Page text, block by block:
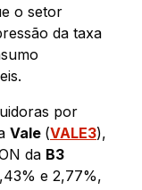
o setor
da taxa
por
Vale (VALE3),
da B3
e 2,77%,